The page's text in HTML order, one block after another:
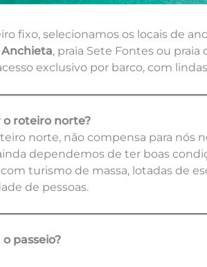
fixo, selecionamos os locais de
Anchieta, praia Sete Fontes ou
exclusivo por barco, com
o roteiro norte?
norte, não compensa para nós
dependemos de ter boas
com turismo de massa, lotadas de
de pessoas.
passeio?